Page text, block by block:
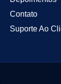
Contato
Suporte Ao